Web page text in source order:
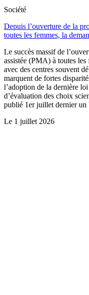
Société
Depuis l’ouverture de la
toutes les femmes, la
Le succès massif de
assistée (PMA) à toutes
avec des centres souvent
marquent de fortes
l’adoption de la dernière
d’évaluation des choix
publié 1er juillet dernier
Le 1 juillet 2026